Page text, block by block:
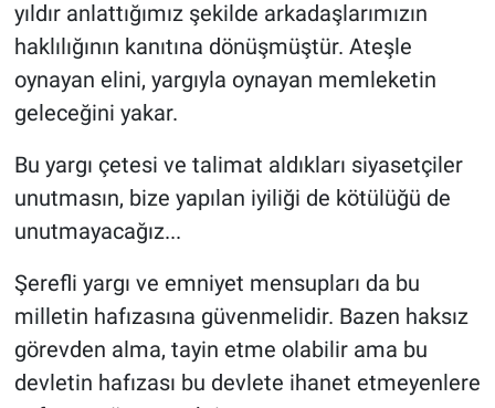
yıldır anlattığımız şekilde arkadaşlarımızın
haklılığının kanıtına dönüşmüştür. Ateşle
oynayan elini, yargıyla oynayan memleketin
geleceğini yakar.
Bu yargı çetesi ve talimat aldıkları siyasetçiler
unutmasın, bize yapılan iyiliği de kötülüğü de
unutmayacağız...
Şerefli yargı ve emniyet mensupları da bu
milletin hafızasına güvenmelidir. Bazen haksız
görevden alma, tayin etme olabilir ama bu
devletin hafızası bu devlete ihanet etmeyenlere